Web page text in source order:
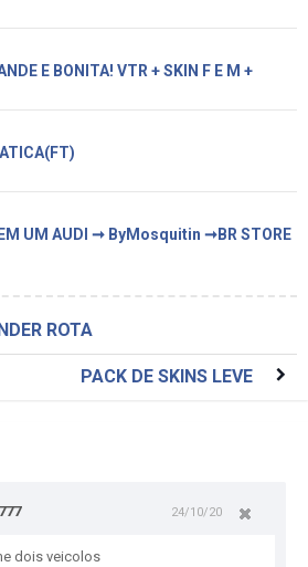
E BONITA! VTR + SKIN F E M +
UM AUDI ➞ ByMosquitin ➞BR STORE
ROTA
PACK DE SKINS LEVE
24/10/20
dois veicolos